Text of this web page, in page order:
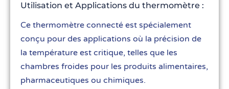
Utilisation et Applications du thermomètre :
Ce thermomètre connecté est spécialement
conçu pour des applications où la précision de
la température est critique, telles que les
chambres froides pour les produits alimentaires,
pharmaceutiques ou chimiques.